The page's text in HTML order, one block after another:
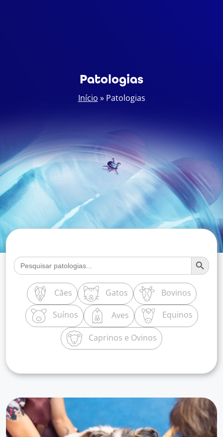
Patologias
Início » Patologias
Search
for:
Search Button
Cães Gatos
Bovinos
Suínos
Aves Equinos
Caprinos e Ovinos